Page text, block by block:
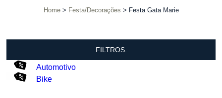
Home Festa/Decorações Festa Gata Marie
FILTROS:
Automotivo
Bike